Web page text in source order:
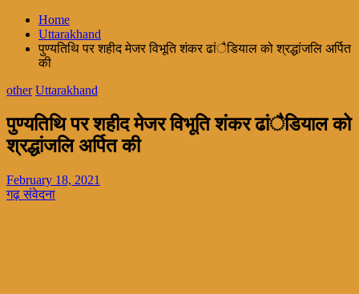
Home
Uttarakhand
पुण्यतिथि पर शहीद मेजर विभूति शंकर ढांैडियाल को श्रद्धांजलि अर्पित
की
other Uttarakhand
पुण्यतिथि पर शहीद मेजर विभूति शंकर ढांैडियाल को
श्रद्धांजलि अर्पित की
February 18, 2021
गढ़ संवेदना